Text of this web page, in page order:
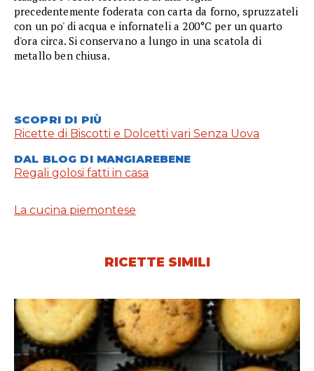
precedentemente foderata con carta da forno, spruzzateli
con un po' di acqua e infornateli a 200°C per un quarto
d'ora circa. Si conservano a lungo in una scatola di
metallo ben chiusa.
SCOPRI DI PIÙ
Ricette di Biscotti e Dolcetti vari Senza Uova
DAL BLOG DI MANGIAREBENE
Regali golosi fatti in casa
La cucina piemontese
RICETTE SIMILI